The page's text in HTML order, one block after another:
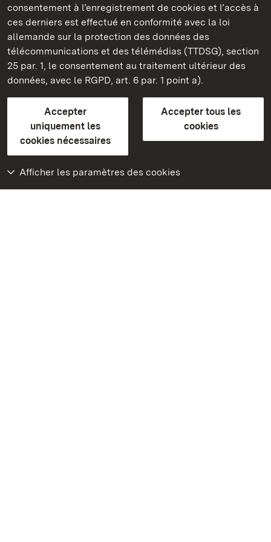
consentement à l’enregistrement de cookies et l’accès à
ces derniers est effectué en conformité avec la loi
allemande sur la protection des données des
télécommunications et des télémédias (TTDSG), section
25 par. 1, le consentement au traitement ultérieur des
données, avec le RGPD, art. 6 par. 1 point a).
Accepter
uniquement les
cookies nécessaires
Accepter tous les
cookies
Afficher les paramètres des cookies
Châteaux et jardins publics du Bade-Wurtemberg
Contact et informationsFAQ et réponsesMentions légales
Protection des données
Explications sur l’accessibilité
BITV-konform (geprüfte Seiten)
plus loin
Accueil
Monuments
Rendez-nous visite